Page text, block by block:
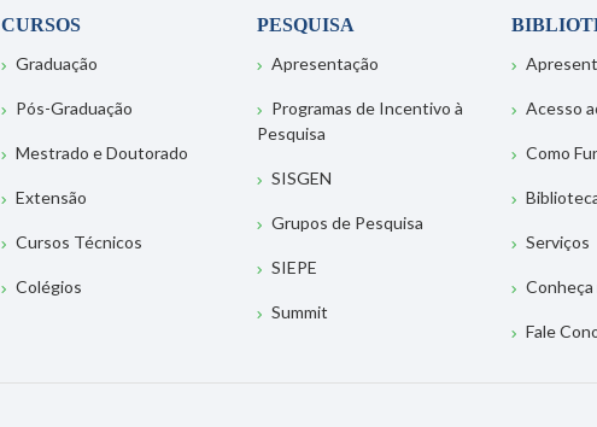
CURSOS
Graduação
Pós-Graduação
Mestrado e Doutorado
Extensão
Cursos Técnicos
Colégios
PESQUISA
Apresentação
Programas de Incentivo à
Pesquisa
SISGEN
Grupos de Pesquisa
SIEPE
Summit
Acesso
Como
Serviços
Fale